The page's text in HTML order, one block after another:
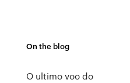
On the blog
O ultimo voo do